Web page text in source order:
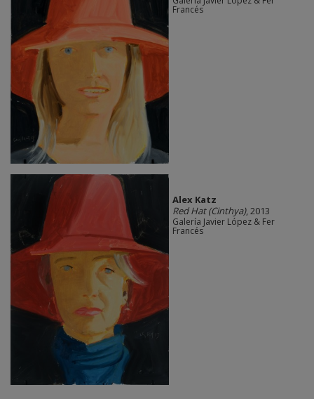
Francés
Alex Katz
Red Hat (Cinthya), 2013
Galería Javier López & Fer
Francés